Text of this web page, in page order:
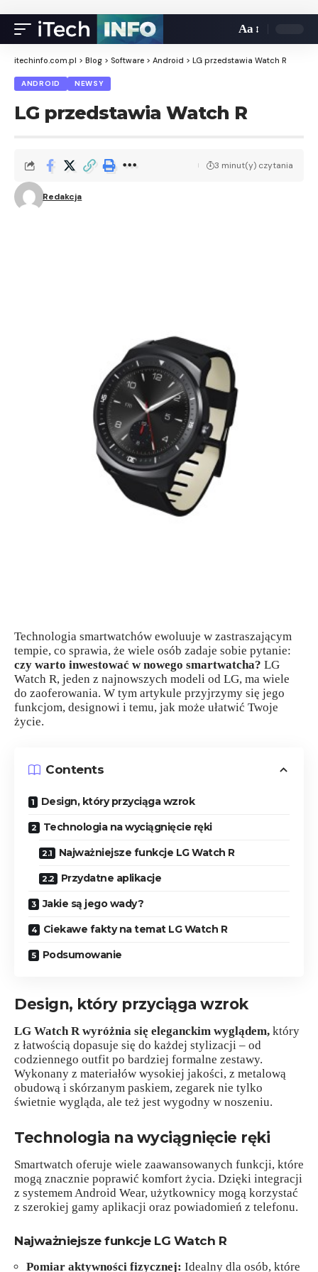
Aa
itechinfo.com.pl > Blog > Software > Android > LG przedstawia Watch R
ANDROID NEWSY
LG przedstawia Watch R
Redakcja
3 minut(y) czytania
Technologia smartwatchów ewoluuje w zastraszającym
tempie, co sprawia, że wiele osób zadaje sobie pytanie:
czy warto inwestować w nowego smartwatcha? LG
Watch R, jeden z najnowszych modeli od LG, ma wiele
do zaoferowania. W tym artykule przyjrzymy się jego
funkcjom, designowi i temu, jak może ułatwić Twoje
życie.
Contents
Design, który przyciąga wzrok
Technologia na wyciągnięcie ręki
Najważniejsze funkcje LG Watch R
Przydatne aplikacje
Jakie są jego wady?
Ciekawe fakty na temat LG Watch R
Podsumowanie
Design, który przyciąga wzrok
LG Watch R wyróżnia się eleganckim wyglądem, który
z łatwością dopasuje się do każdej stylizacji – od
codziennego outfit po bardziej formalne zestawy.
Wykonany z materiałów wysokiej jakości, z metalową
obudową i skórzanym paskiem, zegarek nie tylko
świetnie wygląda, ale też jest wygodny w noszeniu.
Technologia na wyciągnięcie ręki
Smartwatch oferuje wiele zaawansowanych funkcji, które
mogą znacznie poprawić komfort życia. Dzięki integracji
z systemem Android Wear, użytkownicy mogą korzystać
z szerokiej gamy aplikacji oraz powiadomień z telefonu.
Najważniejsze funkcje LG Watch R
Pomiar aktywności fizycznej: Idealny dla osób, które